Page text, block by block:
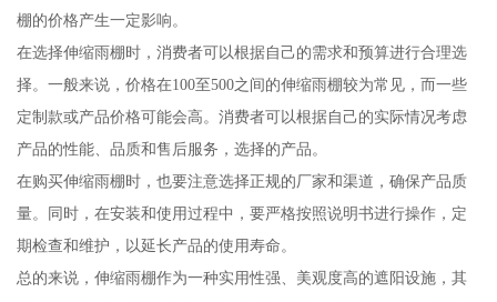
棚的价格产生一定影响。
在选择伸缩雨棚时，消费者可以根据自己的需求和预算进行合理选
择。一般来说，价格在100至500之间的伸缩雨棚较为常见，而一些
定制款或产品价格可能会高。消费者可以根据自己的实际情况考虑
产品的性能、品质和售后服务，选择的产品。
在购买伸缩雨棚时，也要注意选择正规的厂家和渠道，确保产品质
量。同时，在安装和使用过程中，要严格按照说明书进行操作，定
期检查和维护，以延长产品的使用寿命。
总的来说，伸缩雨棚作为一种实用性强、美观度高的遮阳设施，其